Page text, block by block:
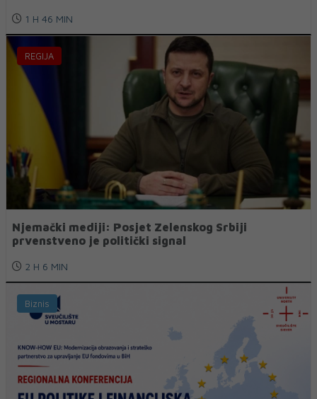
1 H 46 MIN
REGIJA
Njemački mediji: Posjet Zelenskog Srbiji
prvenstveno je politički signal
2 H 6 MIN
Biznis